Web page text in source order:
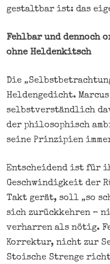
gestaltbar ist: das
Fehlbar und
ohne Heldenkitsch
Die
Heldengedicht.
selbstverständlich
der philosophisch
seine Prinzipien
Entscheidend ist für
Geschwindigkeit der
Takt gerät, soll „so
sich zurückkehren –
verharren als nötig.
Korrektur, nicht zur
Stoische Strenge